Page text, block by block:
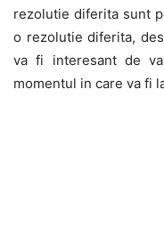
rezolutie diferita sunt
o rezolutie diferita,
va fi interesant de
momentul in care va fi